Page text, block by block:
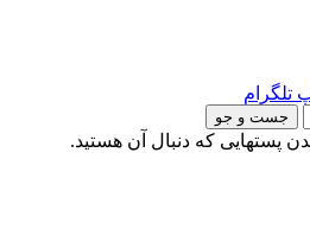
تلگرام
جست و جو
پستهایی که دنبال آن هستید.